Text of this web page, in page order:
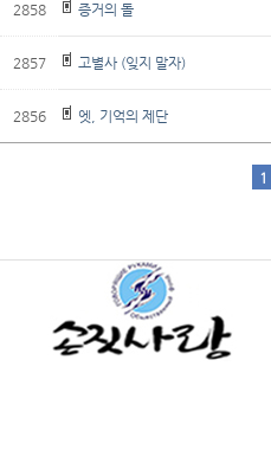
2858 증거의 돌
2857 고별사 (잊지 말자)
2856 엣, 기억의 제단
1